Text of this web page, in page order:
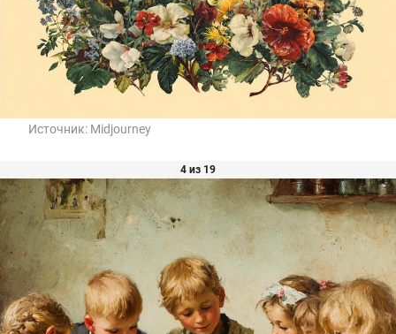
Источник: Midjourney
4 из 19